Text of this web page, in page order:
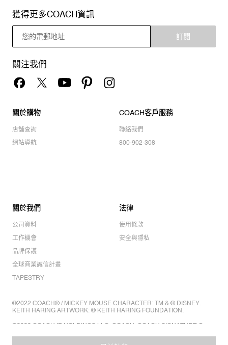
獲得更多COACH資訊
訂閱
關注我們
關於購物
店舖查詢
網站導航
COACH客戶服務
聯絡我們
800-902-308
關於我們
公司資料
工作機會
品牌保護
全球商業誠信計畫
TAPESTRY
法律
使用條款
安全與隱私
©2022 COACH® / MICKEY MOUSE CHARACTER: TM & © DISNEY.
KEITH HARING ARTWORK: © KEITH HARING FOUNDATION.
©2022 COACH IP HOLDINGS LLC. COACH, COACH SIGNATURE C